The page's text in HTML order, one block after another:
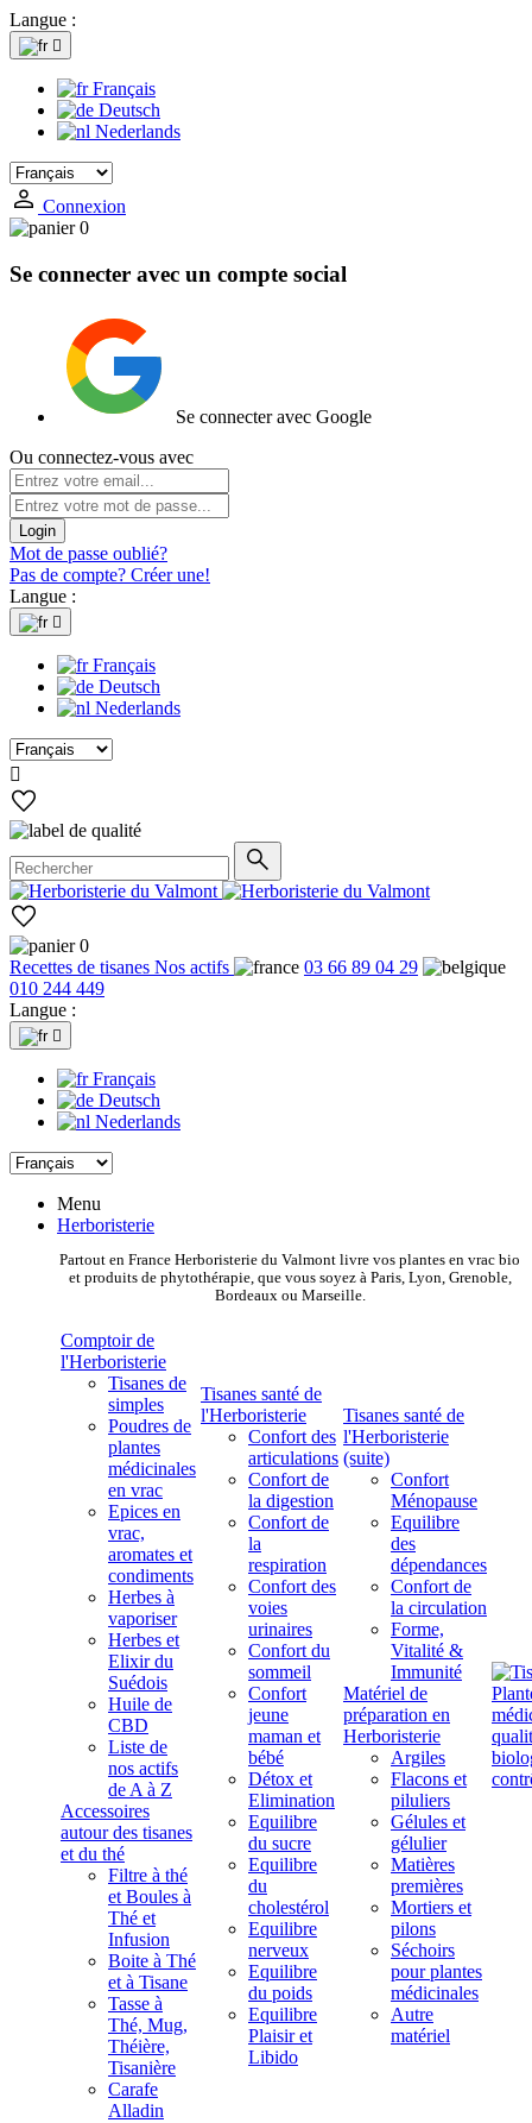
Langue :

Français
Deutsch
Nederlands
Connexion
0
Se connecter avec un compte social
Se connecter avec Google
Ou connectez-vous avec
Login
Mot de passe oublié?
Pas de compte? Créer une!
Langue :

Français
Deutsch
Nederlands

0
Recettes de tisanes Nos actifs
03 66 89 04 29
010 244 449
Langue :

Français
Deutsch
Nederlands
Menu
Herboristerie
Partout en France Herboristerie du Valmont livre vos plantes en vrac bio
et produits de phytothérapie, que vous soyez à Paris, Lyon, Grenoble,
Bordeaux ou Marseille.
Comptoir de
l'Herboristerie
Tisanes de
simples
Poudres de
plantes
médicinales
en vrac
Epices en
vrac,
aromates et
condiments
Herbes à
vaporiser
Herbes et
Elixir du
Suédois
Huile de
CBD
Liste de
nos actifs
de A à Z
Accessoires
autour des tisanes
et du thé
Filtre à thé
et Boules à
Thé et
Infusion
Boite à Thé
et à Tisane
Tasse à
Thé, Mug,
Théière,
Tisanière
Carafe
Alladin
Tisanes santé de
l'Herboristerie
Confort des
articulations
Confort de
la digestion
Confort de
la
respiration
Confort des
voies
urinaires
Confort du
sommeil
Confort
jeune
maman et
bébé
Détox et
Elimination
Equilibre
du sucre
Equilibre
du
cholestérol
Equilibre
nerveux
Equilibre
du poids
Equilibre
Plaisir et
Libido
Tisanes santé de
l'Herboristerie
(suite)
Confort
Ménopause
Equilibre
des
dépendances
Confort de
la circulation
Forme,
Vitalité &
Immunité
Matériel de
préparation en
Herboristerie
Argiles
Flacons et
piluliers
Gélules et
gélulier
Matières
premières
Mortiers et
pilons
Séchoirs
pour plantes
médicinales
Autre
matériel